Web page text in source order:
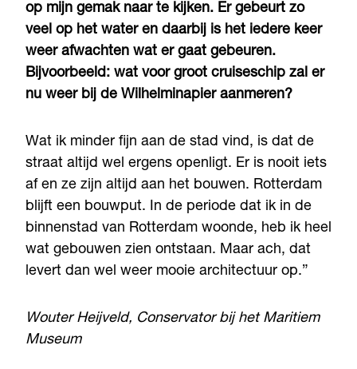
op mijn gemak naar te kijken. Er gebeurt zo
veel op het water en daarbij is het iedere keer
weer afwachten wat er gaat gebeuren.
Bijvoorbeeld: wat voor groot cruiseschip zal er
nu weer bij de Wilhelminapier aanmeren?
Wat ik minder fijn aan de stad vind, is dat de
straat altijd wel ergens openligt. Er is nooit iets
af en ze zijn altijd aan het bouwen. Rotterdam
blijft een bouwput. In de periode dat ik in de
binnenstad van Rotterdam woonde, heb ik heel
wat gebouwen zien ontstaan. Maar ach, dat
levert dan wel weer mooie architectuur op.”
Wouter Heijveld, Conservator bij het Maritiem
Museum